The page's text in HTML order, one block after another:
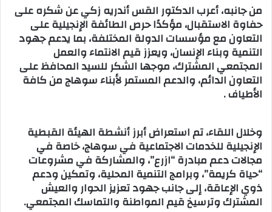
من جانبه، أعرب الدكتور القس أندريه زكي عن شكره على
حفاوة الاستقبال، مؤكدًا حرص الطائفة الإنجيلية على
التعاون مع مؤسسات الدولة المختلفة، بما يدعم جهود
التنمية وبناء الإنسان، ويعزز قيم الانتماء والعمل
المجتمعي المشترك، موجها الشكر للسيد المحافظ على
التعاون الدائم، والدعم المستمر لأبناء سوهاج من كافة
الأطياف .
وخلال اللقاء، تم استعراض أبرز أنشطة الهيئة القبطية
الإنجيلية للخدمات الاجتماعية في سوهاج، خاصة في
مجالات دعم مبادرة “ازرع”، والمشاركة في مشروعات
“حياة كريمة”، وبرامج التنمية المحلية، وتمكين ودعم
ذوي الإعاقة، إلى جانب جهود تعزيز الحوار والعيش
المشترك وترسيخ قيم المواطنة والتماسك المجتمعي.